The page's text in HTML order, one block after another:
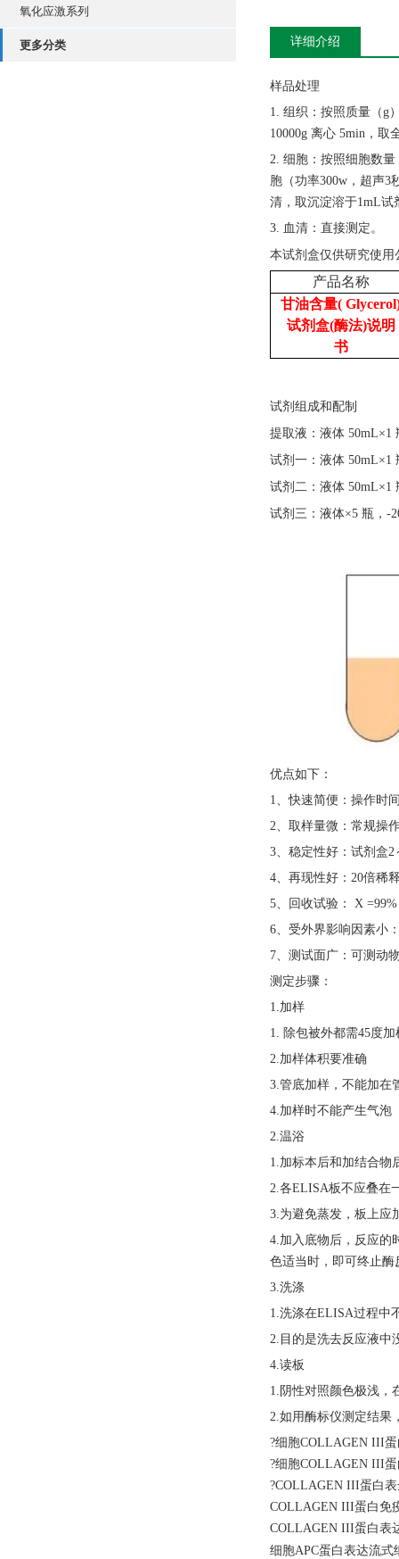
氧化应激系列
更多分类 详细介绍
样品处理
1. 组织：按照质量（g
10000g 离心 5min，取
2. 细胞：按照细胞数
胞（功率300w，超声3
清，取沉淀溶于1mL试
3. 血清：直接测定。
本试剂盒仅供研究使
产品名称
甘油含量(
试剂盒(酶法)说明
书
试剂组成和配制
提取液：液体 50mL×1
试剂一：液体 50mL×1
试剂二：液体 50mL×1
试剂三：液体×5 瓶，-
优点如下：
1、快速简便：操作时
2、取样量微：常规操
3、稳定性好：试剂盒
4、再现性好：20倍稀
5、回收试验： X
6、受外界影响因素小
7、测试面广：可测动
测定步骤：
1.加样
1. 除包被外都需45度加
2.加样体积要准确
3.管底加样，不能加在
4.加样时不能产生气泡
2.温浴
1.加标本后和加结合物
2.各ELISA板不应叠在
3.为避免蒸发，板上应
4.加入底物后，反应的
色适当时，即可终止酶
3.洗涤
1.洗涤在ELISA过程中
2.目的是洗去反应液中
4.读板
1.阴性对照颜色极浅，
2.如用酶标仪测定结果
?细胞COLLAGEN III
?细胞COLLAGEN III
?COLLAGEN III蛋白
COLLAGEN III蛋白免
COLLAGEN III蛋白表
细胞APC蛋白表达流